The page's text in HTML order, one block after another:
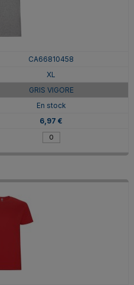
CA66810458
XL
GRIS VIGORE
En stock
6,97 €